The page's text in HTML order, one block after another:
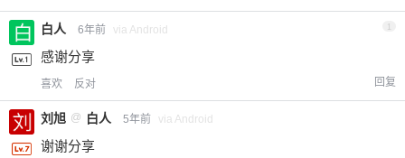
白人 6年前 via Android
感谢分享
喜欢 反对 回复
刘旭 @ 白人 5年前 via Android
谢谢分享